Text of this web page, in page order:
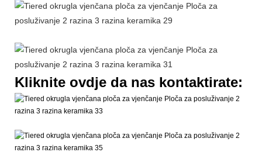
Kliknite ovdje da nas kontaktirate: